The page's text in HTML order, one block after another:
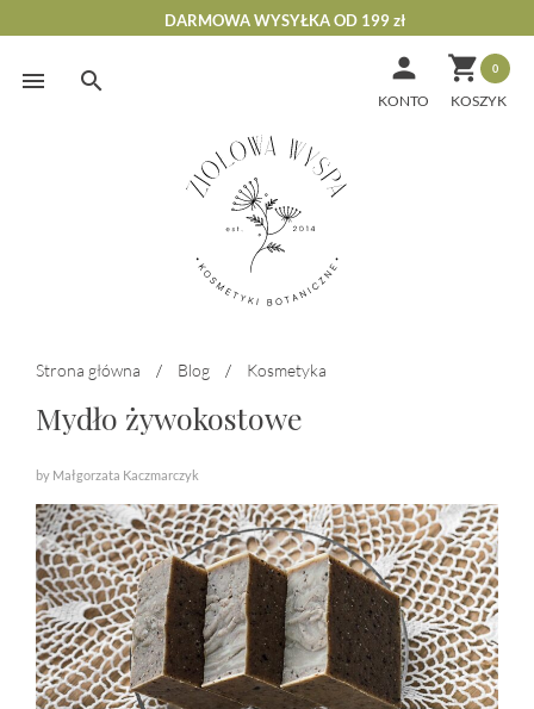
Skip
DARMOWA WYSYŁKA OD 199 zł
 0

KONTO
Strona główna / Blog / Kosmetyka
Mydło żywokostowe
by Małgorzata Kaczmarczyk